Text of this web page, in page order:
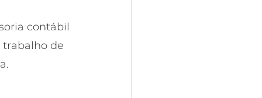
contábil
trabalho de